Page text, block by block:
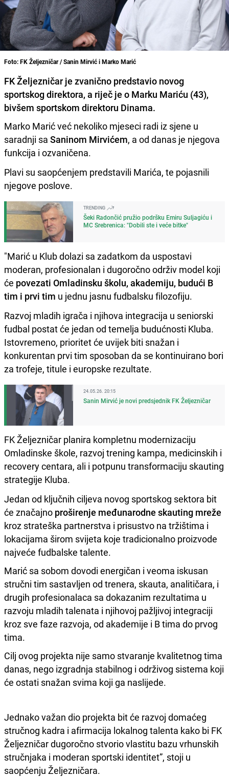
Foto: FK Željezničar / Sanin Mirvić i Marko Marić
FK Željezničar je zvanično predstavio novog
sportskog direktora, a riječ je o Marku Mariću (43),
bivšem sportskom direktoru Dinama.
Marko Marić već nekoliko mjeseci radi iz sjene u
saradnji sa Saninom Mirvićem, a od danas je njegova
funkcija i ozvaničena.
Plavi su saopćenjem predstavili Marića, te pojasnili
njegove poslove.
TRENDING
Šeki Radončić pružio podršku Emiru Suljagiću i
MC Srebrenica: "Dobili ste i veće bitke"
"Marić u Klub dolazi sa zadatkom da uspostavi
moderan, profesionalan i dugoročno održiv model koji
će povezati Omladinsku školu, akademiju, budući B
tim i prvi tim u jednu jasnu fudbalsku filozofiju.
Razvoj mladih igrača i njihova integracija u seniorski
fudbal postat će jedan od temelja budućnosti Kluba.
Istovremeno, prioritet će uvijek biti snažan i
konkurentan prvi tim sposoban da se kontinuirano bori
za trofeje, titule i europske rezultate.
24.05.26. 20:15
Sanin Mirvić je novi predsjednik FK Željezničar
FK Željezničar planira kompletnu modernizaciju
Omladinske škole, razvoj trening kampa, medicinskih i
recovery centara, ali i potpunu transformaciju skauting
strategije Kluba.
Jedan od ključnih ciljeva novog sportskog sektora bit
će značajno proširenje međunarodne skauting mreže
kroz strateška partnerstva i prisustvo na tržištima i
lokacijama širom svijeta koje tradicionalno proizvode
najveće fudbalske talente.
Marić sa sobom dovodi energičan i veoma iskusan
stručni tim sastavljen od trenera, skauta, analitičara, i
drugih profesionalaca sa dokazanim rezultatima u
razvoju mladih talenata i njihovoj pažljivoj integraciji
kroz sve faze razvoja, od akademije i B tima do prvog
tima.
Cilj ovog projekta nije samo stvaranje kvalitetnog tima
danas, nego izgradnja stabilnog i održivog sistema koji
će ostati snažan svima koji ga naslijede.
Jednako važan dio projekta bit će razvoj domaćeg
stručnog kadra i afirmacija lokalnog talenta kako bi FK
Željezničar dugoročno stvorio vlastitu bazu vrhunskih
stručnjaka i moderan sportski identitet”, stoji u
saopćenju Željezničara.